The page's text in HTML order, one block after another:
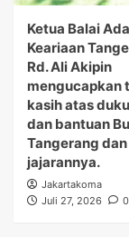
Ketua Balai
Keariaan
Rd. Ali Akipin
mengucapkan
kasih atas
dan bantuan
Tangerang
jajarannya.
Jakartakoma
Juli 27, 2026
0